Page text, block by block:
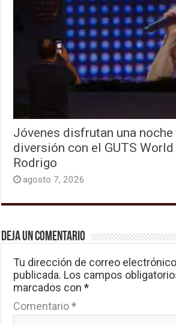
Jóvenes disfrutan una
diversión con el GUTS
Rodrigo
agosto 7, 2026
Deja un comentario
Tu dirección de correo
publicada. Los campos
marcados con*
Comentario*